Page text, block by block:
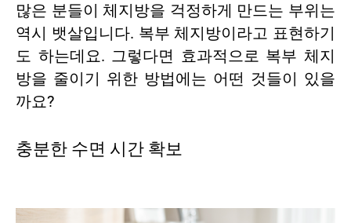
많은 분들이 체지방을 걱정하게 만드는 부위는
역시 뱃살입니다. 복부 체지방이라고 표현하기
도 하는데요. 그렇다면 효과적으로 복부 체지
방을 줄이기 위한 방법에는 어떤 것들이 있을
까요?
충분한 수면 시간 확보